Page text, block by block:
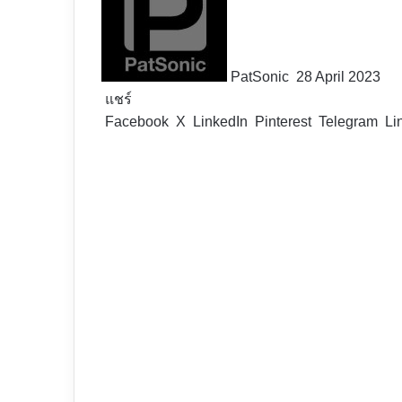
PatSonic 28 April 2023
แชร์
Facebook X LinkedIn Pinterest Telegram